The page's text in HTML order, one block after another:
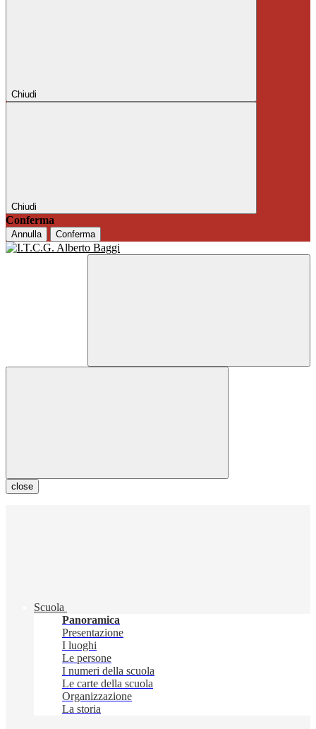
Chiudi
Chiudi
Conferma
Annulla Conferma
close
Scuola
Panoramica
Presentazione
I luoghi
Le persone
I numeri della scuola
Le carte della scuola
Organizzazione
La storia